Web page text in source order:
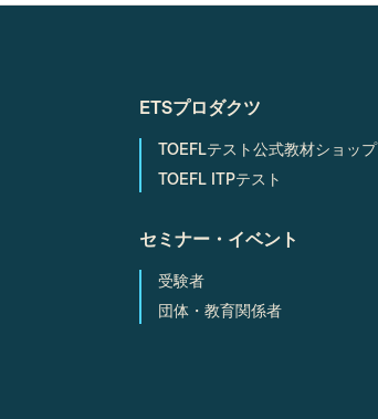
ETSプロダクツ
TOEFLテスト公式教材ショップ
TOEFL ITPテスト
セミナー・イベント
受験者
団体・教育関係者